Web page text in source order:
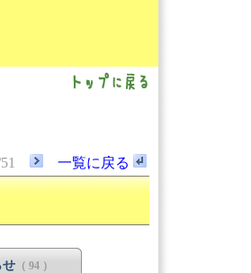
一覧に戻る
せ （ 94 ）